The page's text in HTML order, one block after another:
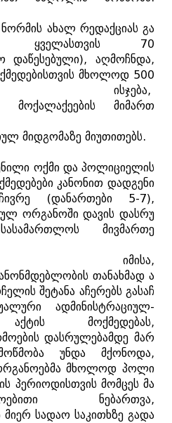
ნორმის ახალ რედაქციას გა
ყველასთვის 70
დაწესებული), აღმოჩნდა,
ქმედებისთვის მხოლოდ 500
ისჯება,
მოქალაქეების
მიმართ
მიდგომაზე მიუთითებს.
ოქმი და პოლიციელის
ქმედებები კანონით დადგენი
(დანართები 5-7),
ორგანოში დავის დასრუ
სასამართლოს
მივმართე
იმისა,
თანახმად ა
შეტანა აჩერებს გასაჩ
ადმინისტრაციულ-
აქტის მოქმედებას,
დასრულებამდე მარ
უნდა მქონოდა,
მხოლოდ პოლი
პერიოდისთვის მომცეს მა
ნებართვა,
მიერ სადაო საკითხზე გადა